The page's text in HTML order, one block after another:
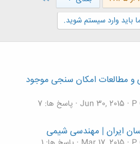
باید وارد سیستم شوید.
مطالعات امکان سنجی موجود
Jun 30, 2015 پاسخ ها: 7
ایران | مهندسی شیمی